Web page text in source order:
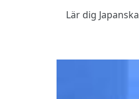
Lär dig Japanska